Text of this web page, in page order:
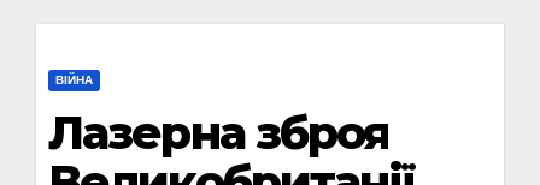
ВІЙНА
Лазерна зброя